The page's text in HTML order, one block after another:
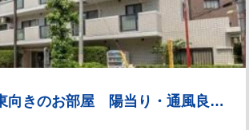
■4階部分 南東向きのお部屋 陽当り・通風良好！